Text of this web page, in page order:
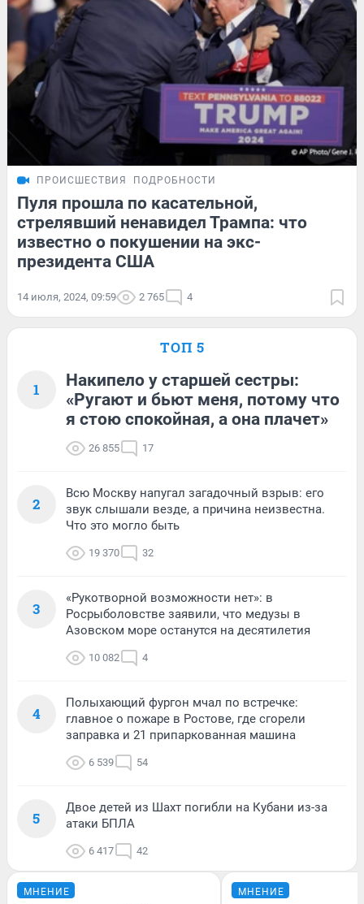
ПРОИСШЕСТВИЯ ПОДРОБНОСТИ
Пуля прошла по касательной,
стрелявший ненавидел Трампа: что
известно о покушении на экс-
президента США
14 июля, 2024, 09:59 2 765 4
ТОП 5
1
Накипело у старшей сестры:
«Ругают и бьют меня, потому что
я стою спокойная, а она плачет»
26 855 17
2
Всю Москву напугал загадочный взрыв: его
звук слышали везде, а причина неизвестна.
Что это могло быть
19 370 32
3
«Рукотворной возможности нет»: в
Росрыболовстве заявили, что медузы в
Азовском море останутся на десятилетия
10 082 4
4
Полыхающий фургон мчал по встречке:
главное о пожаре в Ростове, где сгорели
заправка и 21 припаркованная машина
6 539 54
5
Двое детей из Шахт погибли на Кубани из-за
атаки БПЛА
6 417 42
МНЕНИЕ МНЕНИЕ